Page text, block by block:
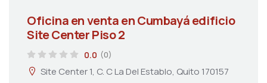
Oficina en venta en Cumbayá edificio
Site Center Piso 2
0.0 (0)
Site Center 1, C. C La Del Establo, Quito 170157